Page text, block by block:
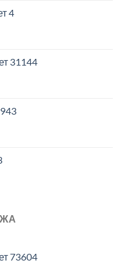
4
31144
73604